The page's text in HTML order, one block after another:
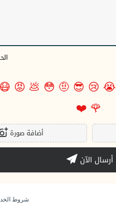
😭
😢
😎
🤨
😳
💩
😡
😷
🌹
❤️
أضافة صورة
أرسال الآن
شروط